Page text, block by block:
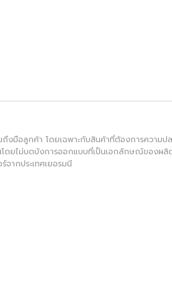
งมือลูกค้า โดยเฉพาะกับสินค้าที่ต้องการควา
ดยไม่บดบังการออกแบบที่เป็นเอกลักษณ์ของผ
ากประเทศเยอรมนี